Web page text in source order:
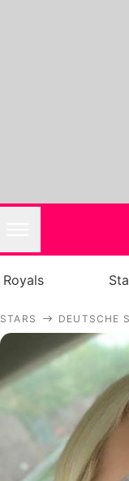
Royals
STARS DEUTSCHE